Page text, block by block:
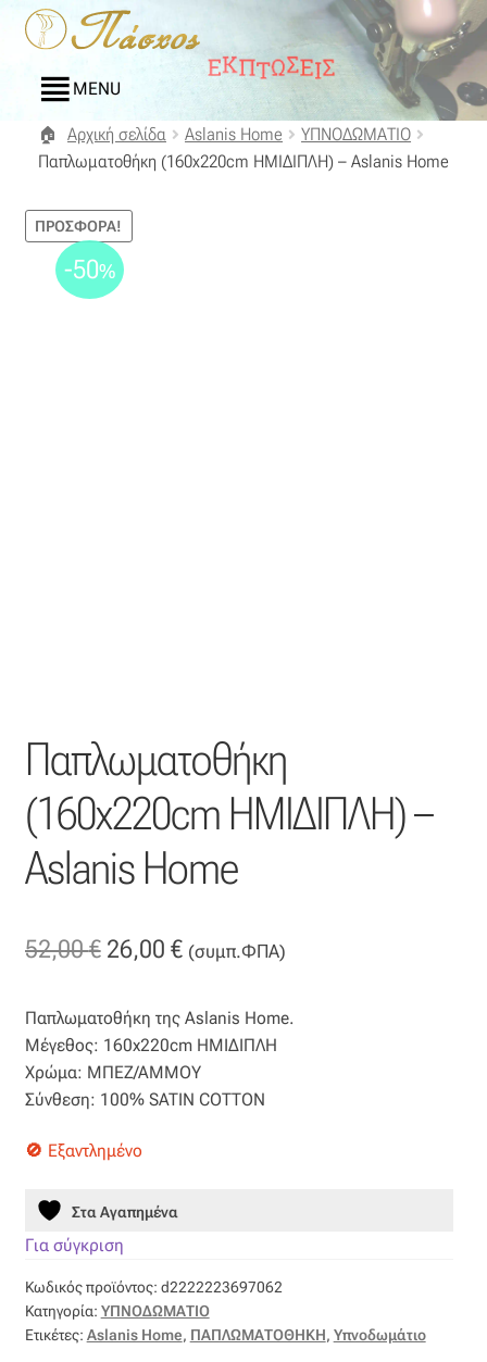
Απευθείας
μετάβαση
στην
πλοήγηση
Μετάβαση
σε
περιεχόμενο
MENU
Αρχική
Compare
Λογαριασμός
Όλα τα υφάσματα
Black-out
Αλκαντάρα
Βελούδο
Γάζα
Γκρο
Δαντέλα
Αρχική σελίδα Aslanis Home
ΥΠΝΟΔΩΜΑΤΙΟ
Παπλωματοθήκη (160x220cm ΗΜΙΔΙΠΛΗ) – Aslanis Home
ΠΡΟΣΦΟΡΆ!
Παπλωματοθήκη
(160x220cm ΗΜΙΔΙΠΛΗ) –
Aslanis Home
52,00€ Original
was:
52,00 €.
26,00 €Η
τιμή
είναι:
26,00 €.
(συμπ.ΦΠΑ)
-50%
Παπλωματοθήκη της Aslanis Home.
Μέγεθος: 160x220cm ΗΜΙΔΙΠΛΗ
Χρώμα: ΜΠΕΖ/ΑΜΜΟΥ
Σύνθεση: 100% SATIN COTTON
Εξαντλημένο
Στα Αγαπημένα
Για σύγκριση
Κωδικός προϊόντος: d2222223697062
Κατηγορία: ΥΠΝΟΔΩΜΑΤΙΟ
Ετικέτες: Aslanis Home, ΠΑΠΛΩΜΑΤΟΘΗΚΗ, Υπνοδωμάτιο